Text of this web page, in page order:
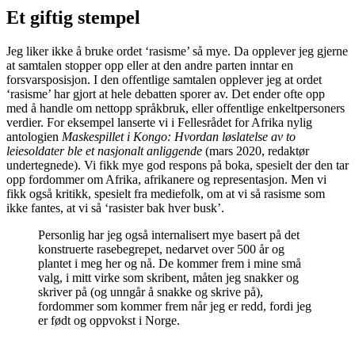
Et giftig stempel
Jeg liker ikke å bruke ordet ‘rasisme’ så mye. Da opplever jeg gjerne
at samtalen stopper opp eller at den andre parten inntar en
forsvarsposisjon. I den offentlige samtalen opplever jeg at ordet
‘rasisme’ har gjort at hele debatten sporer av. Det ender ofte opp
med å handle om nettopp språkbruk, eller offentlige enkeltpersoners
verdier. For eksempel lanserte vi i Fellesrådet for Afrika nylig
antologien Maskespillet i Kongo: Hvordan løslatelse av to
leiesoldater ble et nasjonalt anliggende (mars 2020, redaktør
undertegnede). Vi fikk mye god respons på boka, spesielt der den tar
opp fordommer om Afrika, afrikanere og representasjon. Men vi
fikk også kritikk, spesielt fra mediefolk, om at vi så rasisme som
ikke fantes, at vi så ‘rasister bak hver busk’.
Personlig har jeg også internalisert mye basert på det
konstruerte rasebegrepet, nedarvet over 500 år og
plantet i meg her og nå. De kommer frem i mine små
valg, i mitt virke som skribent, måten jeg snakker og
skriver på (og unngår å snakke og skrive på),
fordommer som kommer frem når jeg er redd, fordi jeg
er født og oppvokst i Norge.